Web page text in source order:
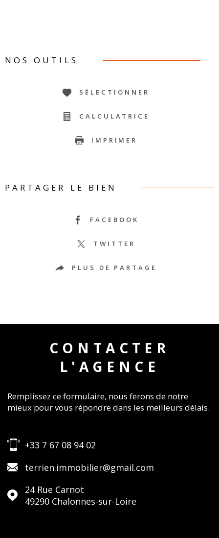
NOS OUTILS
SÉLECTIONNER
CALCULATRICE
IMPRIMER
PARTAGER LE BIEN
FACEBOOK
TWITTER
PLUS DE PARTAGE
CONTACTER
L'AGENCE
Remplissez ce formulaire, nous ferons de notre
mieux pour vous répondre dans les meilleurs délais.
+33 7 67 08 94 02
terrien.immobilier@gmail.com
24 Rue Carnot
49290
Chalonnes-sur-Loire